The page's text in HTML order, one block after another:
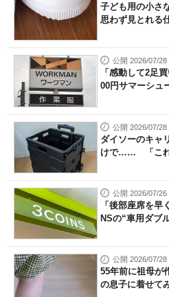
子ども用の小
思わず見とれる
公開 2026/07/28
「感動して2足
00円サマーシ
公開 2026/07/28
ダイソーのキャ
けで…… 「これ
公開 2026/07/26
「後部座席を
NSの“車用ダブ
公開 2026/07/28
55年前に祖母が
の息子に着せ